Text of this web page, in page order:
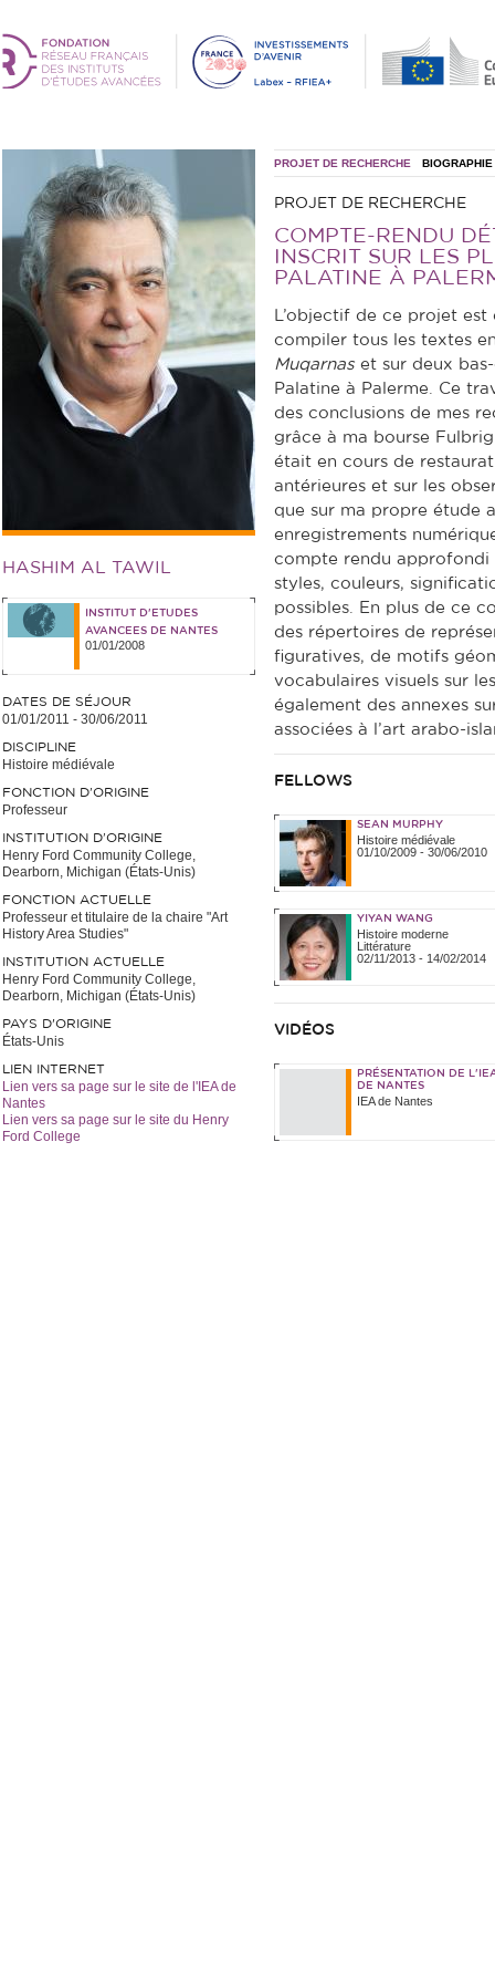
HASHIM AL TAWIL
INSTITUT D'ETUDES
AVANCEES DE NANTES
01/01/2008
DATES DE SÉJOUR
01/01/2011 - 30/06/2011
DISCIPLINE
Histoire médiévale
FONCTION D’ORIGINE
Professeur
INSTITUTION D’ORIGINE
Henry Ford Community College,
Dearborn, Michigan (États-Unis)
FONCTION ACTUELLE
Professeur et titulaire de la chaire "Art
History Area Studies"
INSTITUTION ACTUELLE
Henry Ford Community College,
Dearborn, Michigan (États-Unis)
PAYS D'ORIGINE
États-Unis
LIEN INTERNET
Lien vers sa page sur le site de l'IEA de
Nantes
Lien vers sa page sur le site du Henry
Ford College
PROJET DE RECHERCHE BIOGRAPHIE
PROJET DE RECHERCHE
COMPTE-RENDU
INSCRIT SUR LES
PALATINE À
L’objectif de ce projet est
compiler tous les textes
Muqarnaset sur deux bas-
Palatine à Palerme. Ce
des conclusions de mes
grâce à ma bourse
était en cours de
antérieures et sur les
que sur ma propre étude
enregistrements
compte rendu approfondi
styles, couleurs,
possibles. En plus de ce
des répertoires de
figuratives, de motifs
vocabulaires visuels sur
également des annexes
associées à l’art arabo-
FELLOWS
SEAN MURPHY
Histoire médiévale
01/10/2009- 30/06/2010
YIYAN WANG
Histoire moderne
Littérature
02/11/2013- 14/02/2014
VIDÉOS
PRÉSENTATION DE
DE NANTES
IEA de Nantes